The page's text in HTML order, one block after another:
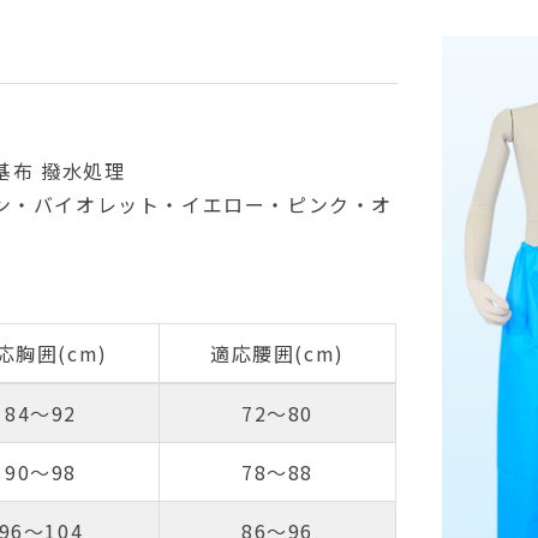
布 撥水処理
バイオレット・イエロー・ピンク・オ
胸囲(cm) 適応腰囲(cm)
84～92 72～80
90～98 78～88
～104 86～96